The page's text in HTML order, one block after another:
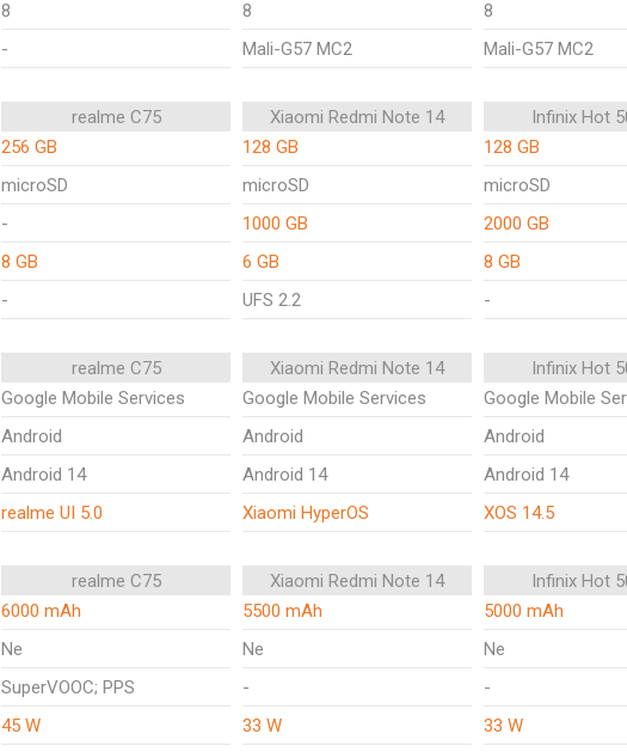
8 8
8
- Mali-G57 MC2 Mali-G57 MC2
realme C75 Xiaomi Redmi Note 14
Infinix Hot
256 GB 128 GB
128 GB
microSD microSD
microSD
- 1000 GB
2000 GB
8 GB 6 GB
8 GB
- UFS 2.2 -
realme C75 Xiaomi Redmi Note 14
Infinix Hot
Google Mobile Services Google Mobile Services
Google Mobile
Android Android
Android
Android 14 Android 14
Android 14
realme UI 5.0 Xiaomi HyperOS XOS 14.5
realme C75 Xiaomi Redmi Note 14
Infinix Hot
6000 mAh 5500 mAh
5000 mAh
Ne Ne
Ne
SuperVOOC; PPS -
-
45 W 33 W
33 W